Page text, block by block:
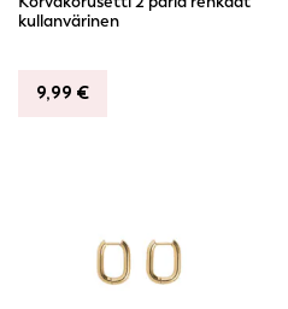
kullanvärinen
9,99 €